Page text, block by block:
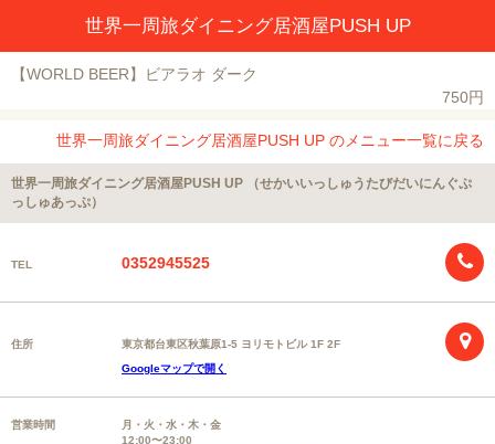
世界一周旅ダイニング居酒屋PUSH UP
【WORLD BEER】ビアラオ ダーク
750円
世界一周旅ダイニング居酒屋PUSH UP のメニュー一覧に戻る
世界一周旅ダイニング居酒屋PUSH UP （せかいいっしゅうたびだいにんぐぷ
っしゅあっぷ）
TEL 0352945525
住所
東京都台東区秋葉原1-5 ヨリモトビル 1F 2F
Googleマップで開く
営業時間
月・火・水・木・金
12:00〜23:00